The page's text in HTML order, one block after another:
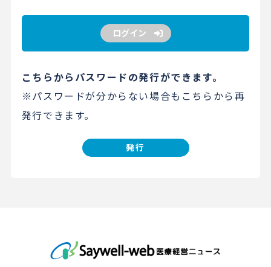
ログイン
こちらからパスワードの発行ができます。
※パスワードが分からない場合もこちらから再
発行できます。
発行